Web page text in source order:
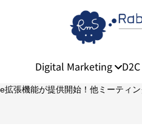
Digital Marketing
張機能が提供開始！他ミーティン